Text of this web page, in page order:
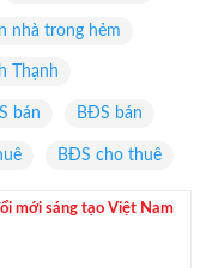
nhà trong hẻm
Thạnh
bán BĐS bán
BĐS cho thuê
mới sáng tạo Việt Nam